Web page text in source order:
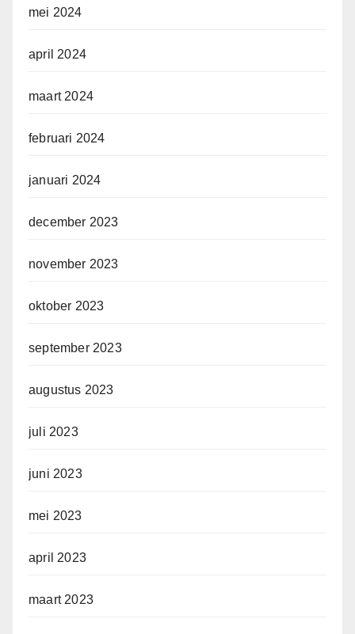
mei 2024
april 2024
maart 2024
februari 2024
januari 2024
december 2023
november 2023
oktober 2023
september 2023
augustus 2023
juli 2023
juni 2023
mei 2023
april 2023
maart 2023